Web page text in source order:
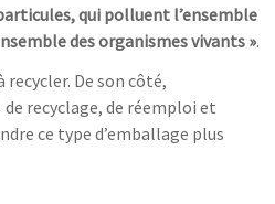
qui polluent l’ensemble
des organismes vivants ».
recycler. De son côté,
de recyclage, de réemploi et
ce type d’emballage plus